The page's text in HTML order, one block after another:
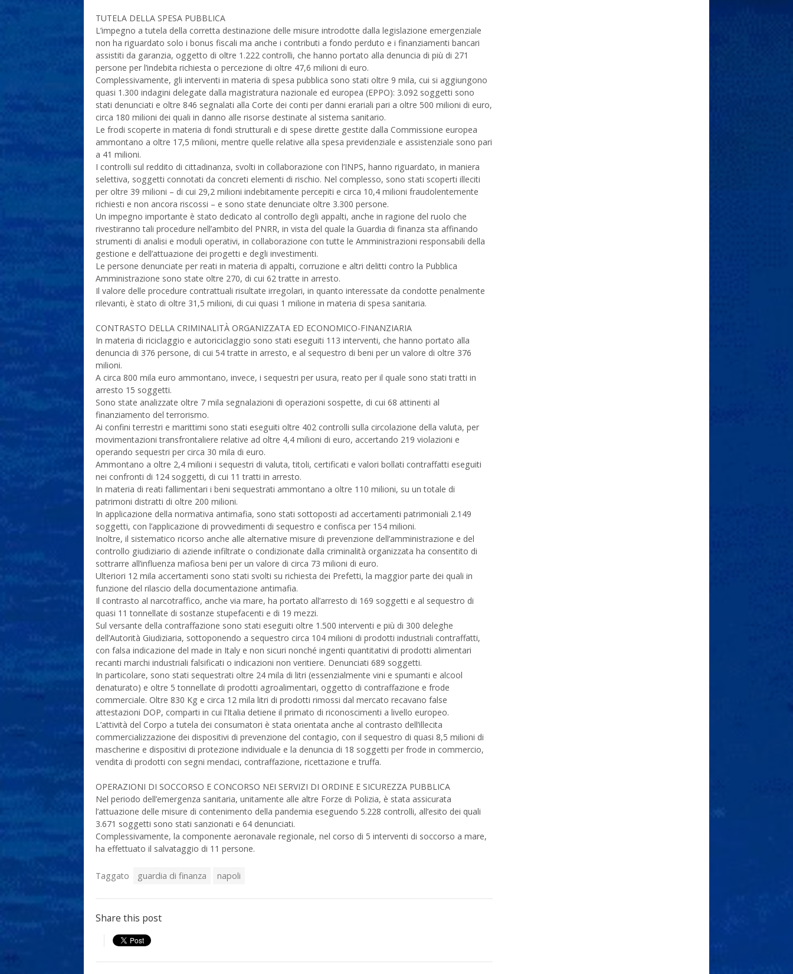
TUTELA DELLA SPESA PUBBLICA
L’impegno a tutela della corretta destinazione delle misure introdotte dalla legislazione emergenziale
non ha riguardato solo i bonus fiscali ma anche i contributi a fondo perduto e i finanziamenti bancari
assistiti da garanzia, oggetto di oltre 1.222 controlli, che hanno portato alla denuncia di più di 271
persone per l’indebita richiesta o percezione di oltre 47,6 milioni di euro.
Complessivamente, gli interventi in materia di spesa pubblica sono stati oltre 9 mila, cui si aggiungono
quasi 1.300 indagini delegate dalla magistratura nazionale ed europea (EPPO): 3.092 soggetti sono
stati denunciati e oltre 846 segnalati alla Corte dei conti per danni erariali pari a oltre 500 milioni di euro,
circa 180 milioni dei quali in danno alle risorse destinate al sistema sanitario.
Le frodi scoperte in materia di fondi strutturali e di spese dirette gestite dalla Commissione europea
ammontano a oltre 17,5 milioni, mentre quelle relative alla spesa previdenziale e assistenziale sono pari
a 41 milioni.
I controlli sul reddito di cittadinanza, svolti in collaborazione con l’INPS, hanno riguardato, in maniera
selettiva, soggetti connotati da concreti elementi di rischio. Nel complesso, sono stati scoperti illeciti
per oltre 39 milioni – di cui 29,2 milioni indebitamente percepiti e circa 10,4 milioni fraudolentemente
richiesti e non ancora riscossi – e sono state denunciate oltre 3.300 persone.
Un impegno importante è stato dedicato al controllo degli appalti, anche in ragione del ruolo che
rivestiranno tali procedure nell’ambito del PNRR, in vista del quale la Guardia di finanza sta affinando
strumenti di analisi e moduli operativi, in collaborazione con tutte le Amministrazioni responsabili della
gestione e dell’attuazione dei progetti e degli investimenti.
Le persone denunciate per reati in materia di appalti, corruzione e altri delitti contro la Pubblica
Amministrazione sono state oltre 270, di cui 62 tratte in arresto.
Il valore delle procedure contrattuali risultate irregolari, in quanto interessate da condotte penalmente
rilevanti, è stato di oltre 31,5 milioni, di cui quasi 1 milione in materia di spesa sanitaria.
CONTRASTO DELLA CRIMINALITÀ ORGANIZZATA ED ECONOMICO-FINANZIARIA
In materia di riciclaggio e autoriciclaggio sono stati eseguiti 113 interventi, che hanno portato alla
denuncia di 376 persone, di cui 54 tratte in arresto, e al sequestro di beni per un valore di oltre 376
milioni.
A circa 800 mila euro ammontano, invece, i sequestri per usura, reato per il quale sono stati tratti in
arresto 15 soggetti.
Sono state analizzate oltre 7 mila segnalazioni di operazioni sospette, di cui 68 attinenti al
finanziamento del terrorismo.
Ai confini terrestri e marittimi sono stati eseguiti oltre 402 controlli sulla circolazione della valuta, per
movimentazioni transfrontaliere relative ad oltre 4,4 milioni di euro, accertando 219 violazioni e
operando sequestri per circa 30 mila di euro.
Ammontano a oltre 2,4 milioni i sequestri di valuta, titoli, certificati e valori bollati contraffatti eseguiti
nei confronti di 124 soggetti, di cui 11 tratti in arresto.
In materia di reati fallimentari i beni sequestrati ammontano a oltre 110 milioni, su un totale di
patrimoni distratti di oltre 200 milioni.
In applicazione della normativa antimafia, sono stati sottoposti ad accertamenti patrimoniali 2.149
soggetti, con l’applicazione di provvedimenti di sequestro e confisca per 154 milioni.
Inoltre, il sistematico ricorso anche alle alternative misure di prevenzione dell’amministrazione e del
controllo giudiziario di aziende infiltrate o condizionate dalla criminalità organizzata ha consentito di
sottrarre all’influenza mafiosa beni per un valore di circa 73 milioni di euro.
Ulteriori 12 mila accertamenti sono stati svolti su richiesta dei Prefetti, la maggior parte dei quali in
funzione del rilascio della documentazione antimafia.
Il contrasto al narcotraffico, anche via mare, ha portato all’arresto di 169 soggetti e al sequestro di
quasi 11 tonnellate di sostanze stupefacenti e di 19 mezzi.
Sul versante della contraffazione sono stati eseguiti oltre 1.500 interventi e più di 300 deleghe
dell’Autorità Giudiziaria, sottoponendo a sequestro circa 104 milioni di prodotti industriali contraffatti,
con falsa indicazione del made in Italy e non sicuri nonché ingenti quantitativi di prodotti alimentari
recanti marchi industriali falsificati o indicazioni non veritiere. Denunciati 689 soggetti.
In particolare, sono stati sequestrati oltre 24 mila di litri (essenzialmente vini e spumanti e alcool
denaturato) e oltre 5 tonnellate di prodotti agroalimentari, oggetto di contraffazione e frode
commerciale. Oltre 830 Kg e circa 12 mila litri di prodotti rimossi dal mercato recavano false
attestazioni DOP, comparti in cui l’Italia detiene il primato di riconoscimenti a livello europeo.
L’attività del Corpo a tutela dei consumatori è stata orientata anche al contrasto dell’illecita
commercializzazione dei dispositivi di prevenzione del contagio, con il sequestro di quasi 8,5 milioni di
mascherine e dispositivi di protezione individuale e la denuncia di 18 soggetti per frode in commercio,
vendita di prodotti con segni mendaci, contraffazione, ricettazione e truffa.
OPERAZIONI DI SOCCORSO E CONCORSO NEI SERVIZI DI ORDINE E SICUREZZA PUBBLICA
Nel periodo dell’emergenza sanitaria, unitamente alle altre Forze di Polizia, è stata assicurata
l’attuazione delle misure di contenimento della pandemia eseguendo 5.228 controlli, all’esito dei quali
3.671 soggetti sono stati sanzionati e 64 denunciati.
Complessivamente, la componente aeronavale regionale, nel corso di 5 interventi di soccorso a mare,
ha effettuato il salvataggio di 11 persone.
Taggato guardia di finanza napoli
Share this post